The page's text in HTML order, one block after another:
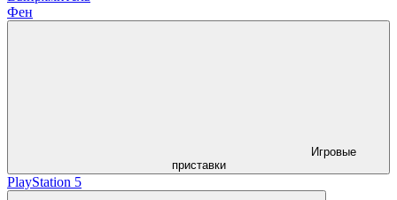
Фен
Игровые
приставки
PlayStation 5